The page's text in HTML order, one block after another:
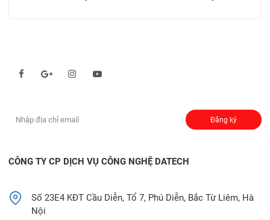
Đăng ký
CÔNG TY CP DỊCH VỤ CÔNG NGHỆ DATECH
Số 23E4 KĐT Cầu Diễn, Tổ 7, Phú Diễn, Bắc Từ Liêm, Hà
Nội